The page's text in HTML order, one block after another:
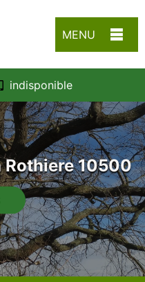
MENU
indisponible
10500